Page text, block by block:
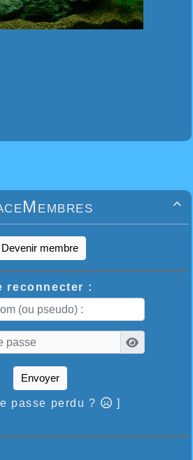

Devenir membre
reconnecter :
Envoyer
passe perdu ? ]